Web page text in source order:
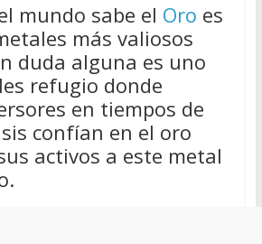
mundo sabe el Oro es
más valiosos
duda alguna es uno
refugio donde
en tiempos de
confían en el oro
activos a este metal